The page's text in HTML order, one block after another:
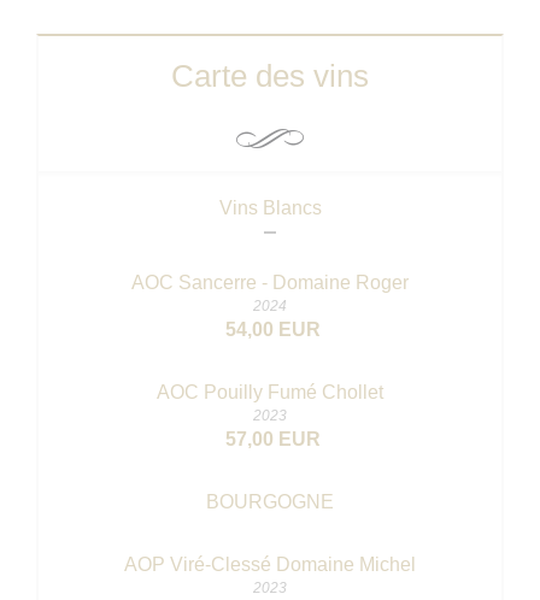
Carte des vins
Vins Blancs
AOC Sancerre - Domaine Roger
2024
54,00 EUR
AOC Pouilly Fumé Chollet
2023
57,00 EUR
BOURGOGNE
AOP Viré-Clessé Domaine Michel
2023